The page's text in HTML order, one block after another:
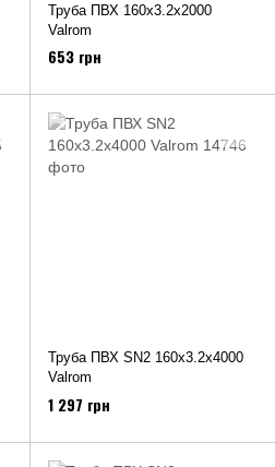
Труба ПВХ 160х3.2х2000
Valrom
653 грн
Труба ПВХ SN2 160х3.2х4000
Valrom
1 297 грн